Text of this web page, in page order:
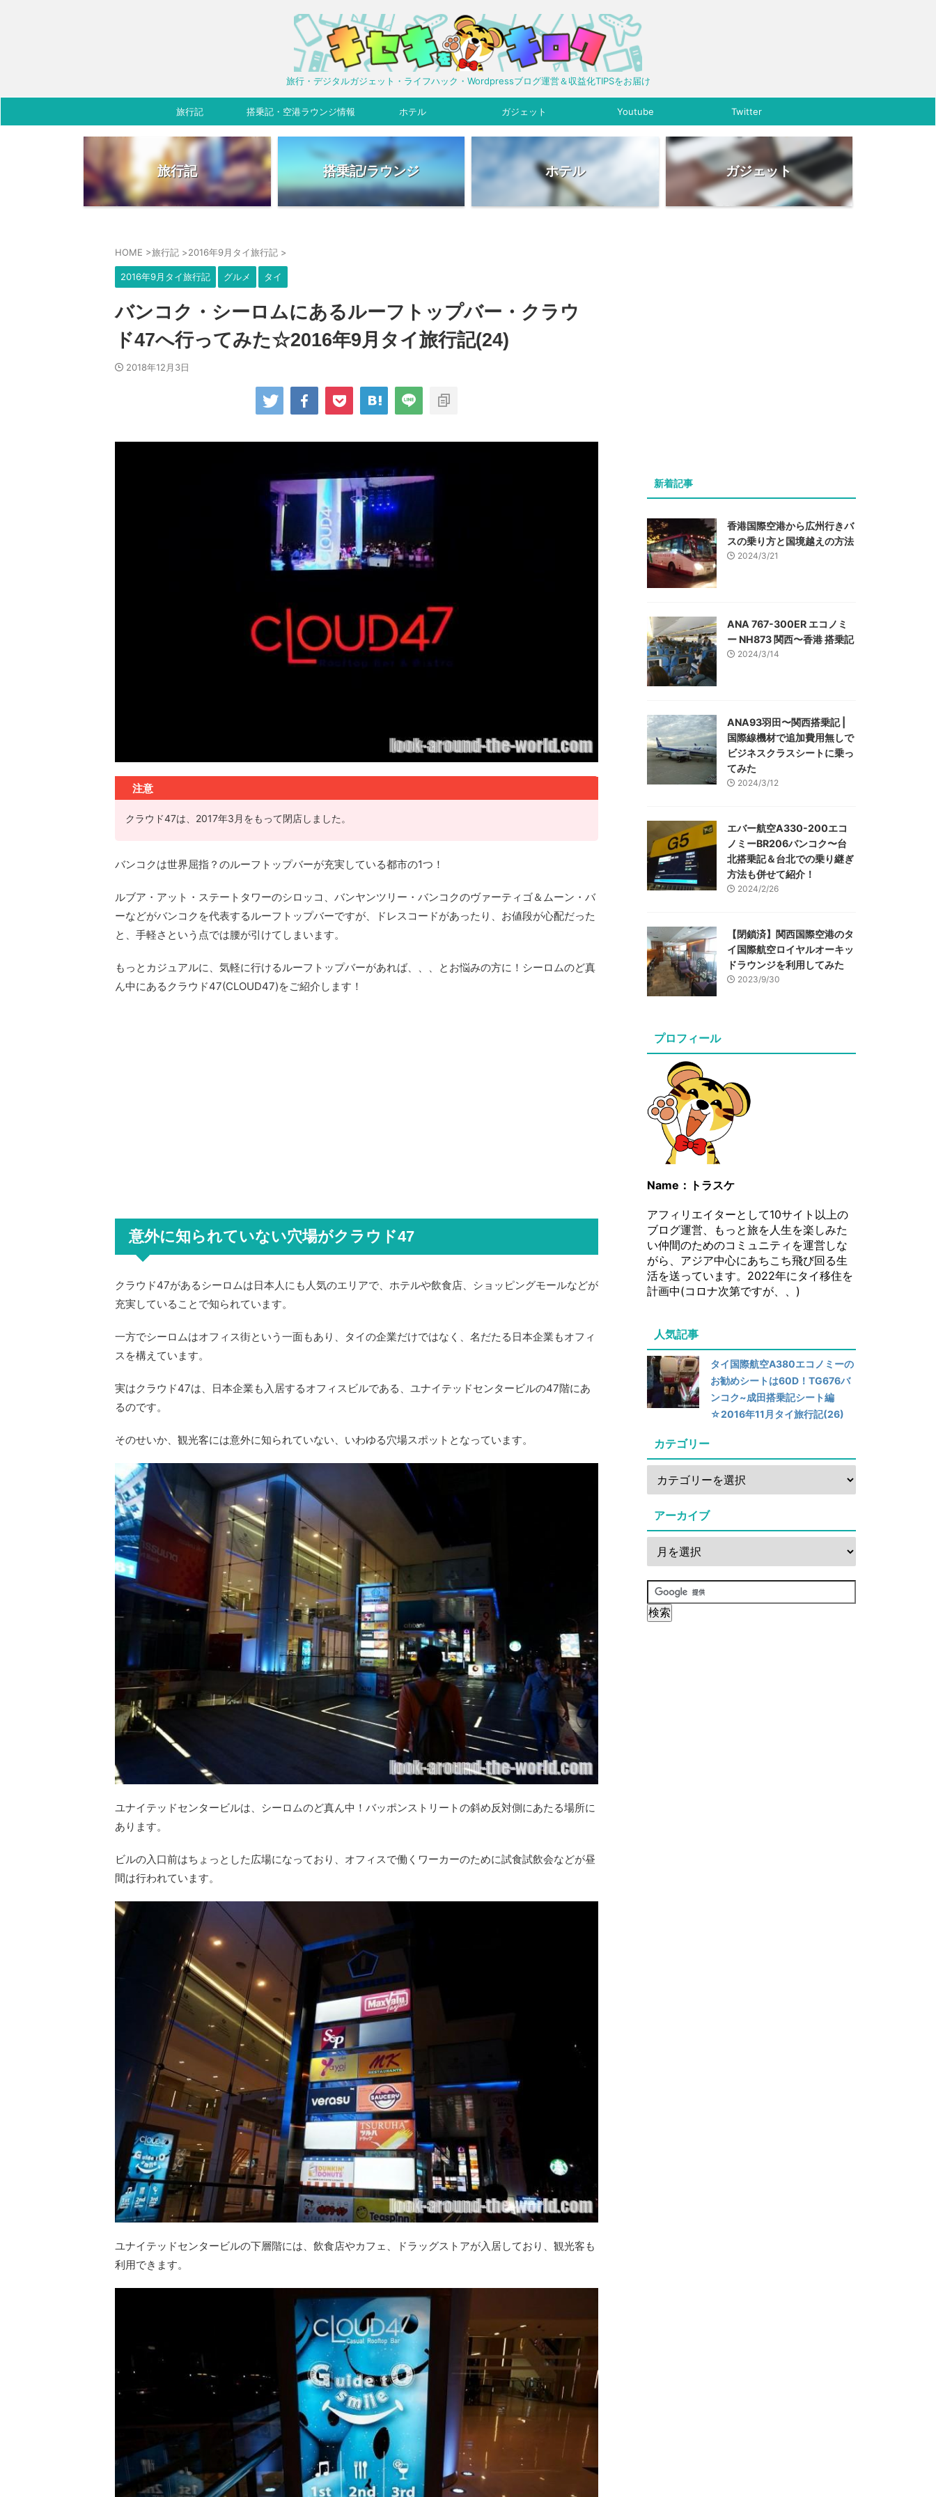
旅行・デジタルガジェット・ライフハック・Wordpressブログ運営＆収益化TIPSをお届け
旅行記 搭乗記・空港ラウンジ情報 ホテル ガジェット Youtube Twitter
旅行記 搭乗記/ラウンジ ホテル ガジェット
HOME >旅行記 >2016年9月タイ旅行記 >
2016年9月タイ旅行記 グルメ タイ
バンコク・シーロムにあるルーフトップバー・クラウ
ド47へ行ってみた☆2016年9月タイ旅行記(24)
2018年12月3日
注意
クラウド47は、2017年3月をもって閉店しました。
バンコクは世界屈指？のルーフトップバーが充実している都市の1つ！
ルブア・アット・ステートタワーのシロッコ、バンヤンツリー・バンコクのヴァーティゴ＆ムーン・バ
ーなどがバンコクを代表するルーフトップバーですが、ドレスコードがあったり、お値段が心配だった
と、手軽さという点では腰が引けてしまいます。
もっとカジュアルに、気軽に行けるルーフトップバーがあれば、、、とお悩みの方に！シーロムのど真
ん中にあるクラウド47(CLOUD47)をご紹介します！
意外に知られていない穴場がクラウド47
クラウド47があるシーロムは日本人にも人気のエリアで、ホテルや飲食店、ショッピングモールなどが
充実していることで知られています。
一方でシーロムはオフィス街という一面もあり、タイの企業だけではなく、名だたる日本企業もオフィ
スを構えています。
実はクラウド47は、日本企業も入居するオフィスビルである、ユナイテッドセンタービルの47階にあ
るのです。
そのせいか、観光客には意外に知られていない、いわゆる穴場スポットとなっています。
ユナイテッドセンタービルは、シーロムのど真ん中！バッポンストリートの斜め反対側にあたる場所に
あります。
ビルの入口前はちょっとした広場になっており、オフィスで働くワーカーのために試食試飲会などが昼
間は行われています。
ユナイテッドセンタービルの下層階には、飲食店やカフェ、ドラッグストアが入居しており、観光客も
利用できます。
新着記事
香港国際空港から広州行きバ
スの乗り方と国境越えの方法
2024/3/21
ANA 767-300ER エコノミ
ー NH873 関西〜香港 搭乗記
2024/3/14
ANA93羽田〜関西搭乗記 |
国際線機材で追加費用無しで
ビジネスクラスシートに乗っ
てみた
2024/3/12
エバー航空A330-200エコ
ノミーBR206バンコク〜台
北搭乗記＆台北での乗り継ぎ
方法も併せて紹介！
2024/2/26
【閉鎖済】関西国際空港のタ
イ国際航空ロイヤルオーキッ
ドラウンジを利用してみた
2023/9/30
プロフィール
Name：トラスケ
アフィリエイターとして10サイト以上の
ブログ運営、もっと旅を人生を楽しみた
い仲間のためのコミュニティを運営しな
がら、アジア中心にあちこち飛び回る生
活を送っています。2022年にタイ移住を
計画中(コロナ次第ですが、、)
人気記事
タイ国際航空A380エコノミーの
お勧めシートは60D！TG676バ
ンコク~成田搭乗記シート編
☆2016年11月タイ旅行記(26)
カテゴリー
アーカイブ